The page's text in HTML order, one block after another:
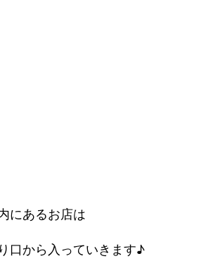
にあるお店は
口から入っていきます♪